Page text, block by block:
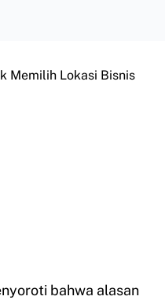
Memilih Lokasi Bisnis
bahwa alasan